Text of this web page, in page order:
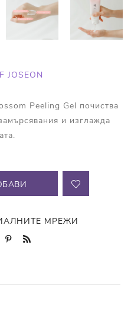
JOSEON
Peeling Gel почиства
и изглажда
МРЕЖИ